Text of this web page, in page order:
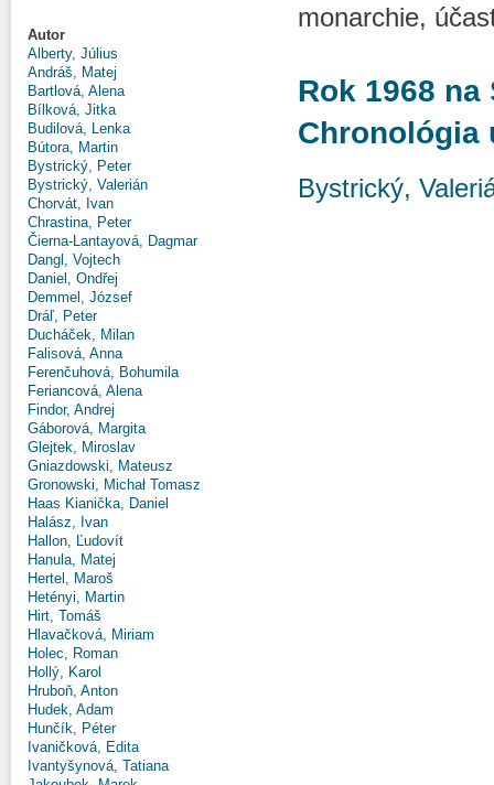
Autor
Alberty, Július
Andráš, Matej
Bartlová, Alena
Bílková, Jitka
Budilová, Lenka
Bútora, Martin
Bystrický, Peter
Bystrický, Valerián
Chorvát, Ivan
Chrastina, Peter
Čierna-Lantayová, Dagmar
Dangl, Vojtech
Daniel, Ondřej
Demmel, József
Dráľ, Peter
Ducháček, Milan
Falisová, Anna
Ferenčuhová, Bohumila
Feriancová, Alena
Findor, Andrej
Gáborová, Margita
Glejtek, Miroslav
Gniazdowski, Mateusz
Gronowski, Michał Tomasz
Haas Kianička, Daniel
Halász, Ivan
Hallon, Ľudovít
Hanula, Matej
Hertel, Maroš
Hetényi, Martin
Hirt, Tomáš
Hlavačková, Miriam
Holec, Roman
Hollý, Karol
Hruboň, Anton
Hudek, Adam
Hunčík, Péter
Ivaničková, Edita
Ivantyšynová, Tatiana
monarchie,
Rok 1968
Chronológia
Bystrický,